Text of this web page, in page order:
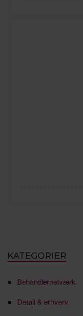
KATEGORIER
Behandlernetværk
Detail & erhverv